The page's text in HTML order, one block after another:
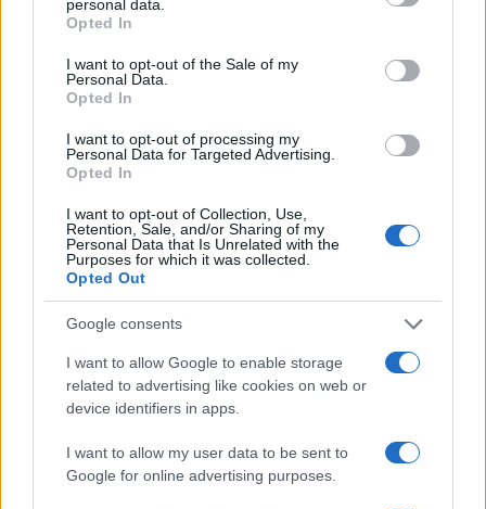
grant or deny consent to Google and its third-party tags to
use your data for below specified purposes in below Google
consent section.
personal data.
Opted In
I want to opt-out of the Sale of my
Personal Data.
Opted In
I want to opt-out of processing my
Personal Data for Targeted Advertising.
Opted In
I want to opt-out of Collection, Use,
Retention, Sale, and/or Sharing of my
Personal Data that Is Unrelated with the
Purposes for which it was collected.
Opted Out
Google consents
I want to allow Google to enable storage
related to advertising like cookies on web or
device identifiers in apps.
I want to allow my user data to be sent to
Google for online advertising purposes.
13:47 01.07.25
IOBE: Επιδεινώθηκε ο δείκτης οικονομικού